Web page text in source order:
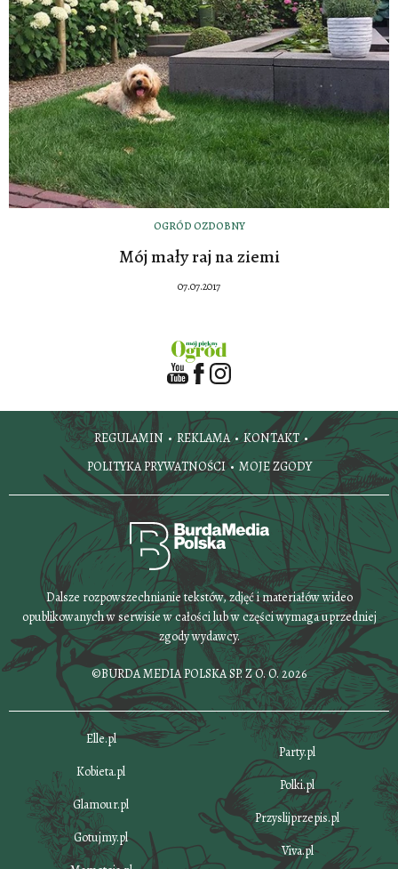
OGRÓD OZDOBNY
Mój mały raj na ziemi
07.07.2017
REGULAMIN REKLAMA
KONTAKT
POLITYKA PRYWATNOŚCI
MOJE ZGODY
Dalsze rozpowszechnianie tekstów, zdjęć i materiałów wideo
opublikowanych w serwisie w całości lub w części wymaga uprzedniej
zgody wydawcy.
©BURDA MEDIA POLSKA SP. Z O. O. 2026
Elle.pl
Kobieta.pl
Glamour.pl
Gotujmy.pl
Party.pl
Polki.pl
Przyslijprzepis.pl
Viva.pl